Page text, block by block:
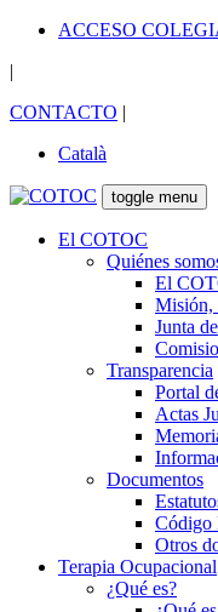
ACCESO
|
CONTACTO |
Català
toggle menu
El COTOC
Quiénes
El
Misión,
Junta
Transparencia
Portal
Actas
Documentos
Código
Otros
Terapia Ocupacional
¿Qué es?